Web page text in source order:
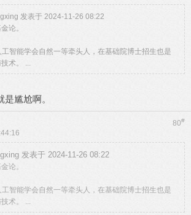
发表于 2024-11-26 08:22
论。
智能学会自然一等牵头人，在基础院博士招生也是
术。 ...
尴尬啊。
80#
发表于 2024-11-26 08:22
论。
智能学会自然一等牵头人，在基础院博士招生也是
术。 ...